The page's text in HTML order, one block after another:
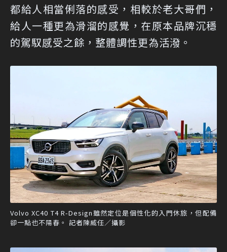
都給人相當俐落的感受，相較於老大哥們，
給人一種更為滑溜的感覺，在原本品牌沉穩
的駕馭感受之餘，整體調性更為活潑。
Volvo XC40 T4 R-Design雖然定位是個性化的入門休旅，但配備
卻一點也不陽春。 記者陳威任／攝影